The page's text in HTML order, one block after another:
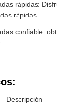
rápidas:
rápidas
confiable:
Descripción